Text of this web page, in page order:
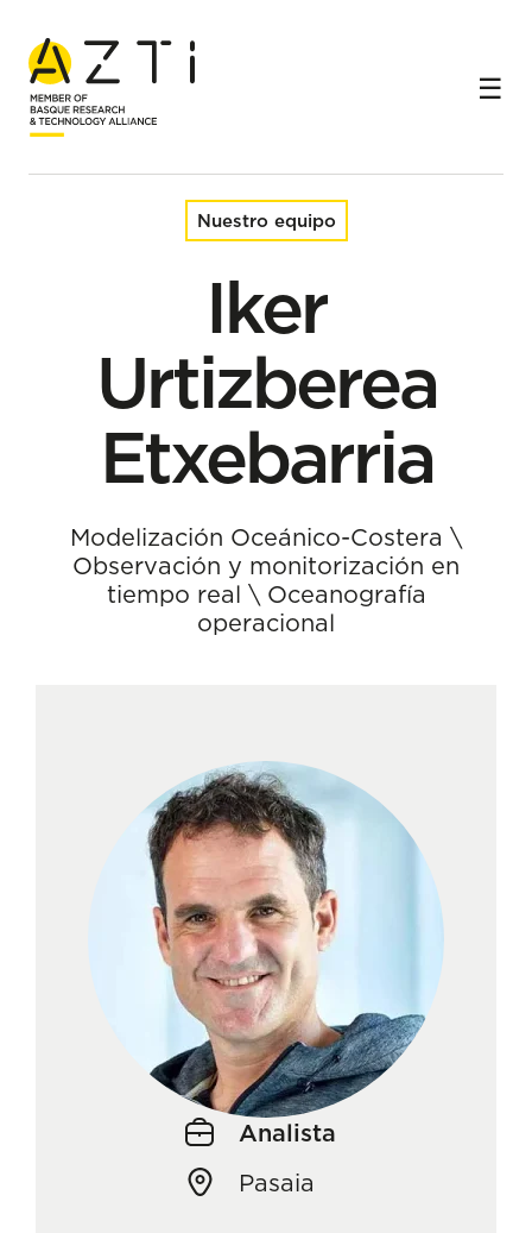
Inicio Equipo Iker Urtizberea Etxebarria
Nuestro equipo
Iker
Urtizberea
Etxebarria
Modelización Oceánico-Costera \
Observación y monitorización en
tiempo real \ Oceanografía
operacional
Analista
Pasaia